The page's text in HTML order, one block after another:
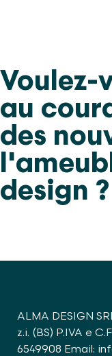
Voulez-
au
des
design ?
ALMA DESIGN
z.i. (BS) P.IVA e
6549908 Email: